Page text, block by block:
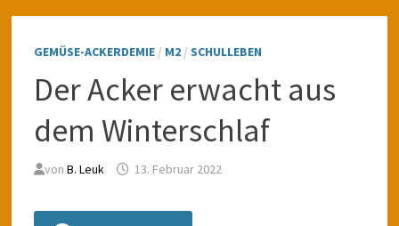
GEMÜSE-ACKERDEMIE/ M2/ SCHULLEBEN
Der Acker erwacht aus
dem Winterschlaf
von B. Leuk 13. Februar 2022